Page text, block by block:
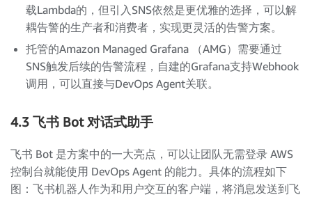
载Lambda的，但引入SNS依然是更优雅的选择，可以解
耦告警的生产者和消费者，实现更灵活的告警方案。
托管的Amazon Managed Grafana （AMG）需要通过
SNS触发后续的告警流程，自建的Grafana支持Webhook
调用，可以直接与DevOps Agent关联。
4.3 飞书 Bot 对话式助手
飞书 Bot 是方案中的一大亮点，可以让团队无需登录 AWS
控制台就能使用 DevOps Agent 的能力。具体的流程如下
图：飞书机器人作为和用户交互的客户端，将消息发送到飞